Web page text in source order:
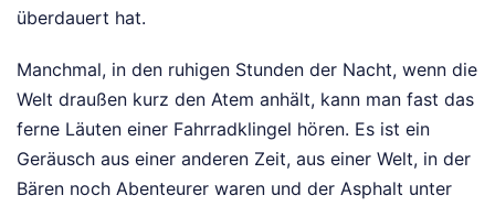
überdauert hat.
Manchmal, in den ruhigen Stunden der Nacht, wenn die
Welt draußen kurz den Atem anhält, kann man fast das
ferne Läuten einer Fahrradklingel hören. Es ist ein
Geräusch aus einer anderen Zeit, aus einer Welt, in der
Bären noch Abenteurer waren und der Asphalt unter